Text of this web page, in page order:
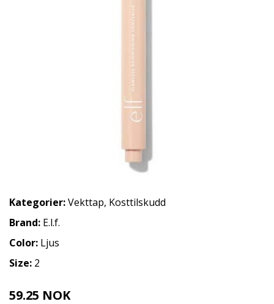
Kategorier:Vekttap, Kosttilskudd
Brand: E.l.f.
Color: Ljus
Size: 2
59.25 NOK